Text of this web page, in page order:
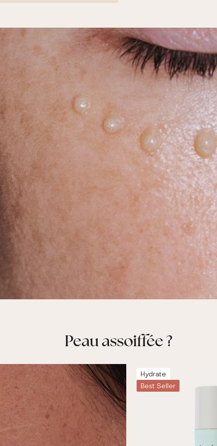
Peau assoiffée ?
Hydrate
Best Seller